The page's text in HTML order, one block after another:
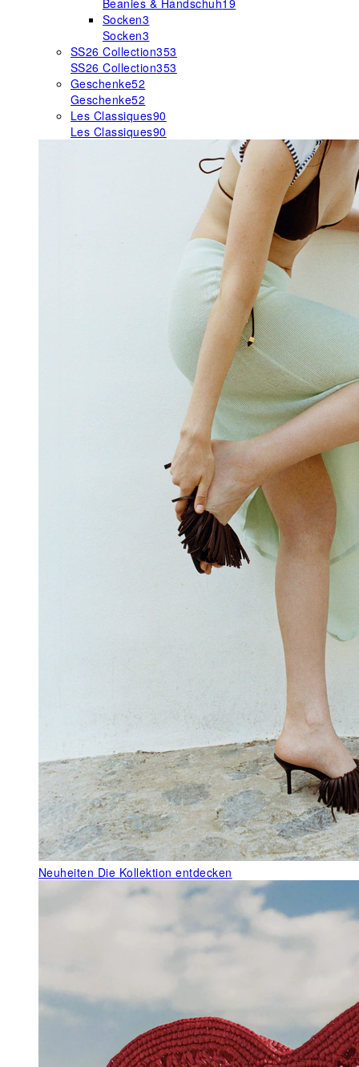
Beanies & Handschuh19
Socken3
Socken3
SS26 Collection353
SS26 Collection353
Geschenke52
Geschenke52
Les Classiques90
Les Classiques90
Neuheiten Die Kollektion entdecken